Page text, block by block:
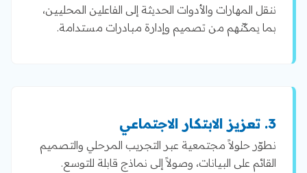
ننقل المهارات والأدوات الحديثة إلى الفاعلين المحليين،
بما يمكّنهم من تصميم وإدارة مبادرات مستدامة.
3. تعزيز الابتكار الاجتماعي
نطوّر حلولاً مجتمعية عبر التجريب المرحلي والتصميم
القائم على البيانات، وصولاً إلى نماذج قابلة للتوسع.